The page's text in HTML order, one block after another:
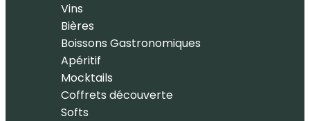
Vins
Bières
Boissons Gastronomiques
Apéritif
Mocktails
Coffrets découverte
Softs